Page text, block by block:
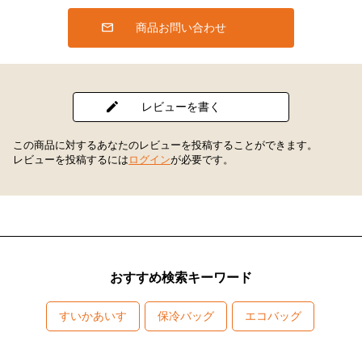
商品お問い合わせ
レビューを書く
この商品に対するあなたのレビューを投稿することができます。
レビューを投稿するには ログインが必要です。
おすすめ検索キーワード
すいかあいす 保冷バッグ エコバッグ